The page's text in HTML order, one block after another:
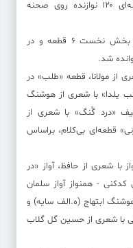
برج میلاد به دلیل محدودیت‌های صحنه‌ای ۱۲۰ نوازنده روی صحنه
این کنسرت شامل دو بخش بود که در بخش نخست ۶ قطعه و در
شد.
مولانا، قطعه «طلب» در
یلدا» با شعری از هوشنگ
«درد گُنگ» با شعری از
قطعه‌ای بی‌کلام، براساس
با شعری از حافظ، آواز «در
- همنواز آواز سلمان
ابتهاج (ه.الف سایه) و
با شعری از حسین گل گلاب